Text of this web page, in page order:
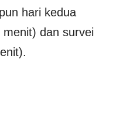
hari kedua
dan survei